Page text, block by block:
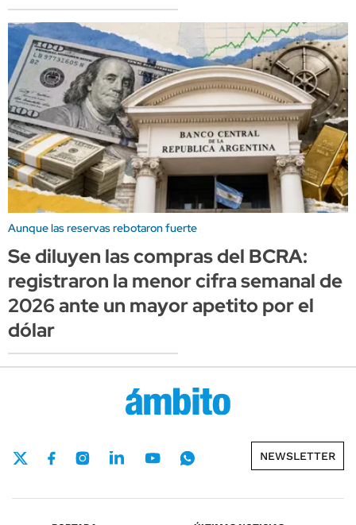
Aunque las reservas rebotaron fuerte
Se diluyen las compras del BCRA:
registraron la menor cifra semanal de
2026 ante un mayor apetito por el
dólar
NEWSLETTER